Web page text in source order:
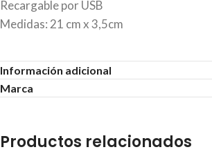
Recargable por USB
Medidas: 21 cm x 3,5cm
Información adicional
Marca
Productos relacionados